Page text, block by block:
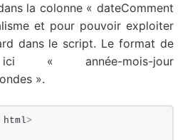
la colonne « dateComment
et pour pouvoir exploiter
dans le script. Le format de
année-mois-jour
».
html>